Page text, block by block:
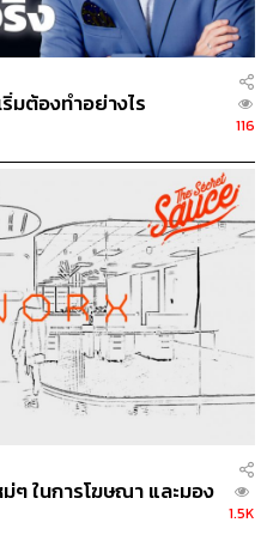
HOST
กิจไพบูลย์
น์
มต้องทำอย่างไร
116
ม่ๆ ในการโฆษณา และมอง
1.5K